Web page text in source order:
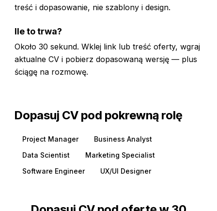
treść i dopasowanie, nie szablony i design.
Ile to trwa?
Około 30 sekund. Wklej link lub treść oferty, wgraj
aktualne CV i pobierz dopasowaną wersję — plus
ściągę na rozmowę.
Dopasuj CV pod pokrewną rolę
Project Manager
Business Analyst
Data Scientist
Marketing Specialist
Software Engineer
UX/UI Designer